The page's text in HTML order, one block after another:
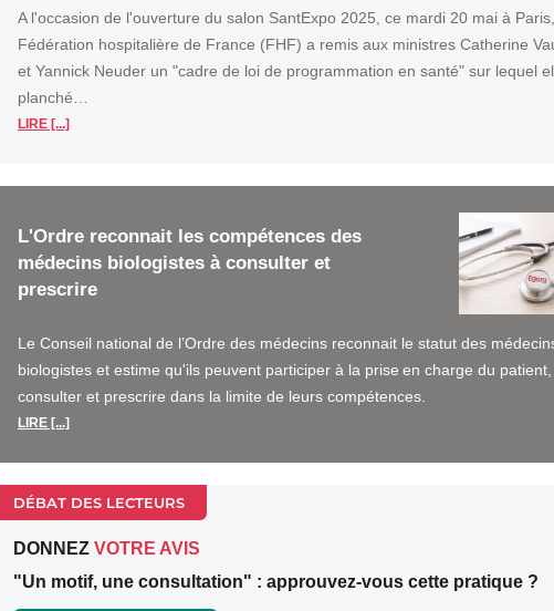
A l'occasion de l'ouverture du salon SantExpo 2025, ce mardi 20 mai à
Fédération hospitalière de France (FHF) a remis aux ministres Catherine
et Yannick Neuder un "cadre de loi de programmation en santé" sur lequel
planché…
LIRE [...]
L'Ordre reconnait les compétences des
médecins biologistes à consulter et
prescrire
Le Conseil national de l’Ordre des médecins reconnait le statut des
biologistes et estime qu'ils peuvent participer à la prise en charge du patient,
consulter et prescrire dans la limite de leurs compétences.
LIRE [...]
DÉBAT DES LECTEURS
DONNEZ VOTRE AVIS
"Un motif, une consultation" : approuvez-vous cette pratique ?